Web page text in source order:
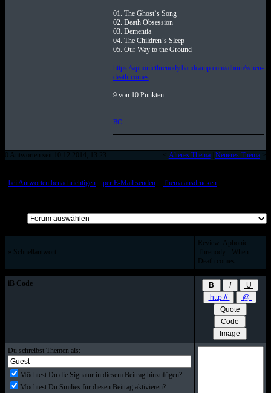
01. The Ghost`s Song
02. Death Obsession
03. Dementia
04. The Children`s Sleep
05. Our Way to the Ground
https://aphonicthrenody.bandcamp.com/album/when-
death-comes
9 von 10 Punkten
--------------
BC
0 Antworten seit 10.12.2014, 13:23 Älteres Thema| Neueres Thema>
bei Antworten benachrichtigen:: per E-Mail senden:: Thema ausdrucken]
» Schnellantwort
Review: Aphonic
Threnody - When
Death comes
iB Code
Du schreibst Themen als:
Möchtest Du die Signatur in diesem Beitrag hinzufügen?
Möchtest Du Smilies für diesen Beitrag aktivieren?